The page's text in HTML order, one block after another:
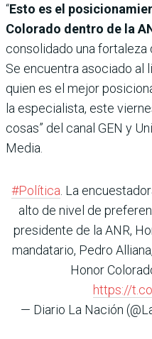
“Esto es el
Colorado dentro de la
consolidado una fortaleza
Se encuentra asociado al
quien es el mejor
la especialista, este
cosas” del canal GEN y
Media.
#Política . La
alto de nivel de
presidente de la ANR,
mandatario, Pedro
Honor
https://
— Diario La Nación